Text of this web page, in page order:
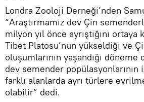
Londra Zooloji Derneği’nden
“Araştırmamız dev Çin
milyon yıl önce ayrıştığını ortaya
Tibet Platosu’nun yükseldiği ve
oluşumlarının yaşandığı döneme
dev semender popülasyonlarının
farklı alanlarda ayrı türlere
olabilir” dedi.